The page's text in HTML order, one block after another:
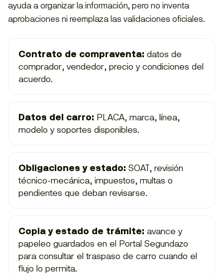
ayuda a organizar la información, pero no inventa
aprobaciones ni reemplaza las validaciones oficiales.
Contrato de compraventa: datos de
comprador, vendedor, precio y condiciones del
acuerdo.
Datos del carro: PLACA, marca, línea,
modelo y soportes disponibles.
Obligaciones y estado: SOAT, revisión
técnico-mecánica, impuestos, multas o
pendientes que deban revisarse.
Copia y estado de trámite: avance y
papeleo guardados en el Portal Segundazo
para consultar el traspaso de carro cuando el
flujo lo permita.